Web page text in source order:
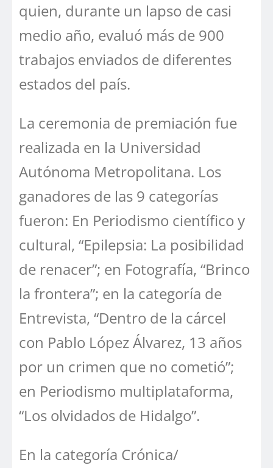
quien, durante un lapso de casi
medio año, evaluó más de 900
trabajos enviados de diferentes
estados del país.
La ceremonia de premiación fue
realizada en la Universidad
Autónoma Metropolitana. Los
ganadores de las 9 categorías
fueron: En Periodismo científico y
cultural, “Epilepsia: La posibilidad
de renacer”; en Fotografía, “Brinco
la frontera”; en la categoría de
Entrevista, “Dentro de la cárcel
con Pablo López Álvarez, 13 años
por un crimen que no cometió”;
en Periodismo multiplataforma,
“Los olvidados de Hidalgo”.
En la categoría Crónica/